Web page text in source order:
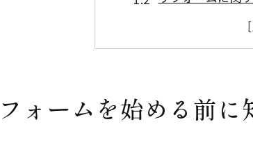
福岡県でのリフ
予算設定とコス
リフォーム成功
理想の間取りを実現
ォームを始める前